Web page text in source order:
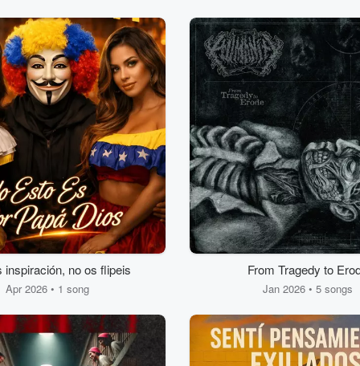
inspiración, no os flipeis
Apr 2026 • 1 song
From Tragedy to
Jan 2026 • 5 songs